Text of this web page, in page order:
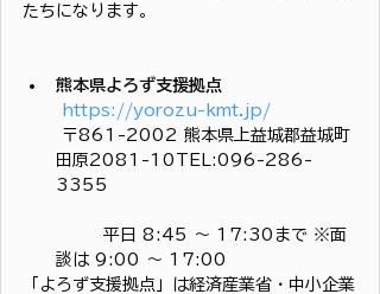
たちになります。
熊本県よろず支援拠点
https://yorozu-kmt.jp/
田原2081-10TEL:096-286-
3355
談は 9:00 ～ 17:00
「よろず支援拠点」は経済産業省・中小企業